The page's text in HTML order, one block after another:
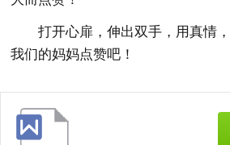
打开心扉，伸出双手，用真情
我们的妈妈点赞吧！